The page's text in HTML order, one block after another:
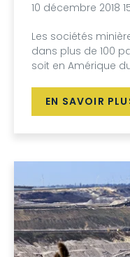
10 décembre 2018
Les sociétés
dans plus de 100
soit en Amérique
EN SAVOIR